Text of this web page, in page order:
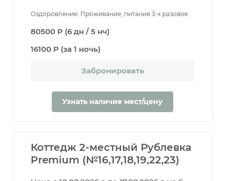
Оздоровление: Проживание, питание 3-х разовое
80500 Р (6 дн / 5 нч)
16100 Р (за 1 ночь)
Забронировать
Узнать наличие мест/цену
Коттедж 2-местный Рублевка
Premium (№16,17,18,19,22,23)